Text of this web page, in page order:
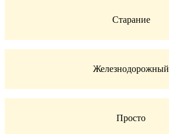
Старание
Железнодорожный
Просто